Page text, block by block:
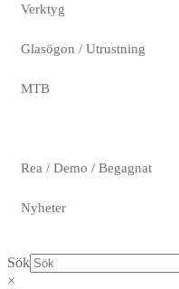
Verktyg
Glasögon / Utrustning
MTB
Rea / Demo / Begagnat
Nyheter
Sök
×